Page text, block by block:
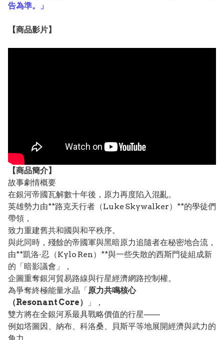
告為準。」
【商品影片】
【商品簡介】
故事劇情概要
在銀河帝國瓦解數十年後，原力再度陷入混亂。
英雄勢力由**路克天行者（Luke Skywalker）**的學徒們
帶領，
致力重建舊共和國與和平秩序。
與此同時，殘餘的帝國軍與黑暗原力追隨者在秘密地合流，
由**凱洛·忍（Kylo Ren）**與一些失散的西斯門徒組成新
的「暗影議會」，
企圖重奪銀河貿易路線與行星經濟網路控制權。
為爭奪終極能量水晶「原力共鳴核心
（Resonant Core）
」，
雙方將在全銀河系最具戰略價值的行星——
例如塔圖因、納布、科洛桑、貝斯平等地展開經濟與武力的
角力。